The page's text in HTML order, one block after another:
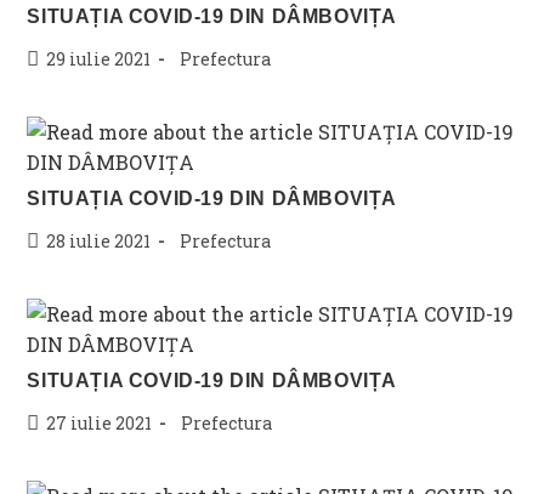
SITUAȚIA COVID-19 DIN DÂMBOVIȚA
Post29 iulie 2021
Post
Prefectura
SITUAȚIA COVID-19 DIN DÂMBOVIȚA
Post28 iulie 2021
Post
Prefectura
SITUAȚIA COVID-19 DIN DÂMBOVIȚA
Post27 iulie 2021
Post
Prefectura